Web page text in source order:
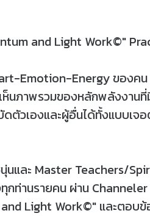
and Light Work©"
Emotion-Energy ของค
นภาพรวมของหลักพลังงาน
ตัวเองและผู้อื่นได้ทั้งแบบเจ
นและ Master Teachers/
ท่านรายคน ผ่าน
Light Work©" และตอบ